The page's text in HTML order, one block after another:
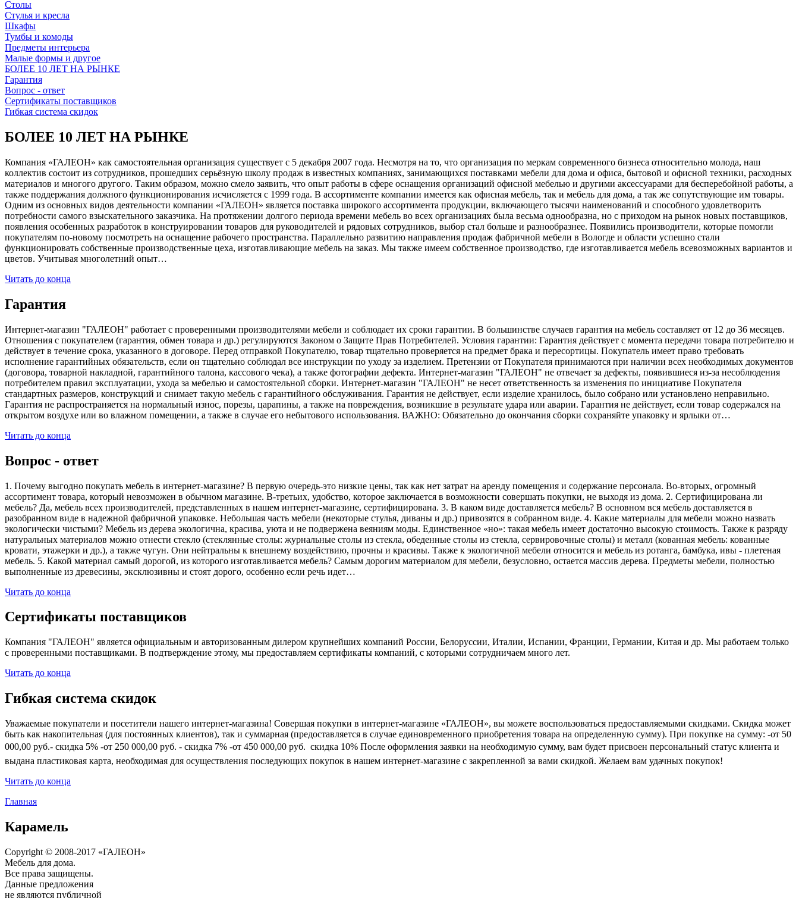
Столы
Стулья и кресла
Шкафы
Тумбы и комоды
Предметы интерьера
Малые формы и другое
БОЛЕЕ 10 ЛЕТ НА РЫНКЕ
Гарантия
Вопрос - ответ
Сертификаты поставщиков
Гибкая система скидок
БОЛЕЕ 10 ЛЕТ НА РЫНКЕ
Компания «ГАЛЕОН» как самостоятельная организация существует с 5 декабря 2007 года. Несмотря на то, что организация по меркам современного бизнеса относительно молода, наш
коллектив состоит из сотрудников, прошедших серьёзную школу продаж в известных компаниях, занимающихся поставками мебели для дома и офиса, бытовой и офисной техники, расходных
материалов и многого другого. Таким образом, можно смело заявить, что опыт работы в сфере оснащения организаций офисной мебелью и другими аксессуарами для бесперебойной работы, а
также поддержания должного функционирования исчисляется с 1999 года. В ассортименте компании имеется как офисная мебель, так и мебель для дома, а так же сопутствующие им товары.
Одним из основных видов деятельности компании «ГАЛЕОН» является поставка широкого ассортимента продукции, включающего тысячи наименований и способного удовлетворить
потребности самого взыскательного заказчика. На протяжении долгого периода времени мебель во всех организациях была весьма однообразна, но с приходом на рынок новых поставщиков,
появления особенных разработок в конструировании товаров для руководителей и рядовых сотрудников, выбор стал больше и разнообразнее. Появились производители, которые помогли
покупателям по-новому посмотреть на оснащение рабочего пространства. Параллельно развитию направления продаж фабричной мебели в Вологде и области успешно стали
функционировать собственные производственные цеха, изготавливающие мебель на заказ. Мы также имеем собственное производство, где изготавливается мебель всевозможных вариантов и
цветов. Учитывая многолетний опыт…
Читать до конца
Гарантия
Интернет-магазин "ГАЛЕОН" работает с проверенными производителями мебели и соблюдает их сроки гарантии. В большинстве случаев гарантия на мебель составляет от 12 до 36 месяцев.
Отношения с покупателем (гарантия, обмен товара и др.) регулируются Законом о Защите Прав Потребителей. Условия гарантии: Гарантия действует с момента передачи товара потребителю и
действует в течение срока, указанного в договоре. Перед отправкой Покупателю, товар тщательно проверяется на предмет брака и пересортицы. Покупатель имеет право требовать
исполнение гарантийных обязательств, если он тщательно соблюдал все инструкции по уходу за изделием. Претензии от Покупателя принимаются при наличии всех необходимых документов
(договора, товарной накладной, гарантийного талона, кассового чека), а также фотографии дефекта. Интернет-магазин "ГАЛЕОН" не отвечает за дефекты, появившиеся из-за несоблюдения
потребителем правил эксплуатации, ухода за мебелью и самостоятельной сборки. Интернет-магазин "ГАЛЕОН" не несет ответственность за изменения по инициативе Покупателя
стандартных размеров, конструкций и снимает такую мебель с гарантийного обслуживания. Гарантия не действует, если изделие хранилось, было собрано или установлено неправильно.
Гарантия не распространяется на нормальный износ, порезы, царапины, а также на повреждения, возникшие в результате удара или аварии. Гарантия не действует, если товар содержался на
открытом воздухе или во влажном помещении, а также в случае его небытового использования. ВАЖНО: Обязательно до окончания сборки сохраняйте упаковку и ярлыки от…
Читать до конца
Вопрос - ответ
1. Почему выгодно покупать мебель в интернет-магазине? В первую очередь-это низкие цены, так как нет затрат на аренду помещения и содержание персонала. Во-вторых, огромный
ассортимент товара, который невозможен в обычном магазине. В-третьих, удобство, которое заключается в возможности совершать покупки, не выходя из дома. 2. Сертифицирована ли
мебель? Да, мебель всех производителей, представленных в нашем интернет-магазине, сертифицирована. 3. В каком виде доставляется мебель? В основном вся мебель доставляется в
разобранном виде в надежной фабричной упаковке. Небольшая часть мебели (некоторые стулья, диваны и др.) привозятся в собранном виде. 4. Какие материалы для мебели можно назвать
экологически чистыми? Мебель из дерева экологична, красива, уюта и не подвержена веяниям моды. Единственное «но»: такая мебель имеет достаточно высокую стоимость. Также к разряду
натуральных материалов можно отнести стекло (стеклянные столы: журнальные столы из стекла, обеденные столы из стекла, сервировочные столы) и металл (кованная мебель: кованные
кровати, этажерки и др.), а также чугун. Они нейтральны к внешнему воздействию, прочны и красивы. Также к экологичной мебели относится и мебель из ротанга, бамбука, ивы - плетеная
мебель. 5. Какой материал самый дорогой, из которого изготавливается мебель? Самым дорогим материалом для мебели, безусловно, остается массив дерева. Предметы мебели, полностью
выполненные из древесины, эксклюзивны и стоят дорого, особенно если речь идет…
Читать до конца
Сертификаты поставщиков
Компания "ГАЛЕОН" является официальным и авторизованным дилером крупнейших компаний России, Белоруссии, Италии, Испании, Франции, Германии, Китая и др. Мы работаем только
с проверенными поставщиками. В подтверждение этому, мы предоставляем сертификаты компаний, с которыми сотрудничаем много лет.
Читать до конца
Гибкая система скидок
Уважаемые покупатели и посетители нашего интернет-магазина! Совершая покупки в интернет-магазине «ГАЛЕОН», вы можете воспользоваться предоставляемыми скидками. Скидка может
быть как накопительная (для постоянных клиентов), так и суммарная (предоставляется в случае единовременного приобретения товара на определенную сумму). При покупке на сумму: -от 50
000,00 руб.- скидка 5% -от 250 000,00 руб. - скидка 7% -от 450 000,00 руб.  скидка 10% После оформления заявки на необходимую сумму, вам будет присвоен персональный статус клиента и
выдана пластиковая карта, необходимая для осуществления последующих покупок в нашем интернет-магазине с закрепленной за вами скидкой. Желаем вам удачных покупок!
Читать до конца
Главная
Карамель
Copyright © 2008-2017 «ГАЛЕОН»
Мебель для дома.
Все права защищены.
Данные предложения
не являются публичной